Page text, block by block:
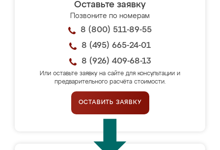
Оставьте заявку
Позвоните по номерам
8 (800) 511-89-55
8 (495) 665-24-01
8 (926) 409-68-13
Или оставьте заявку на сайте для консультации и
предварительного расчёта стоимости.
ОСТАВИТЬ ЗАЯВКУ